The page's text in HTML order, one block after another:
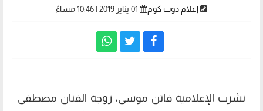
إعلام دوت كوم
نشرت الإعلامية فاتن موسى، زوجة الفنان مصطفى